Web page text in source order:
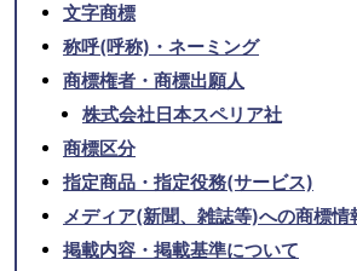
文字商標
称呼(呼称)・ネーミング
商標権者・商標出願人
株式会社日本スペリア社
商標区分
指定商品・指定役務(サービス)
メディア(新聞、雑誌等)への商標情
掲載内容・掲載基準について